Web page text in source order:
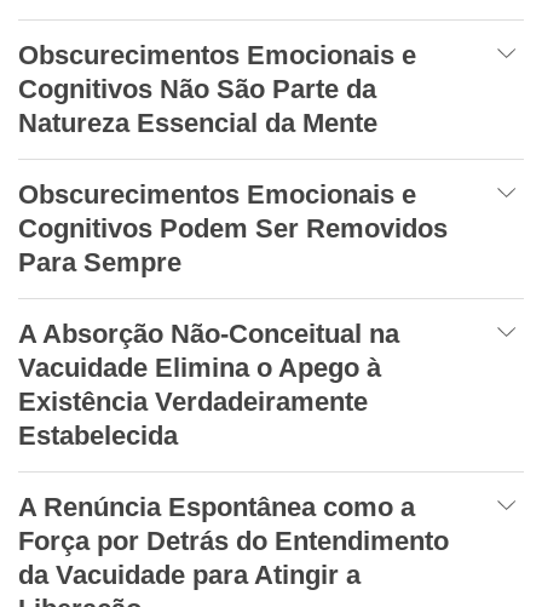
Obscurecimentos Emocionais e
Cognitivos Não São Parte da
Natureza Essencial da Mente
Obscurecimentos Emocionais e
Cognitivos Podem Ser Removidos
Para Sempre
A Absorção Não-Conceitual na
Vacuidade Elimina o Apego à
Existência Verdadeiramente
Estabelecida
A Renúncia Espontânea como a
Força por Detrás do Entendimento
da Vacuidade para Atingir a